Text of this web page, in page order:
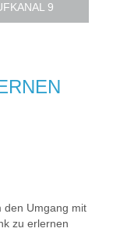
9
den Umgang mit
zu erlernen